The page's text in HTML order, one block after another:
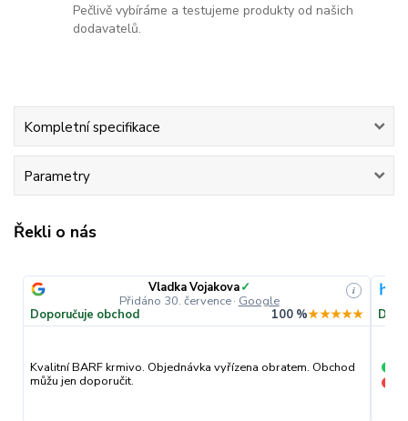
Pečlivě vybíráme a testujeme produkty od našich
dodavatelů.
Kompletní specifikace
Parametry
Řekli o nás
Vladka Vojakova✓
Přidáno 30. července· Google
i
Doporučuje obchod 100 %★★★★★
Kvalitní BARF krmivo. Objednávka vyřízena obratem. Obchod
můžu jen doporučit.